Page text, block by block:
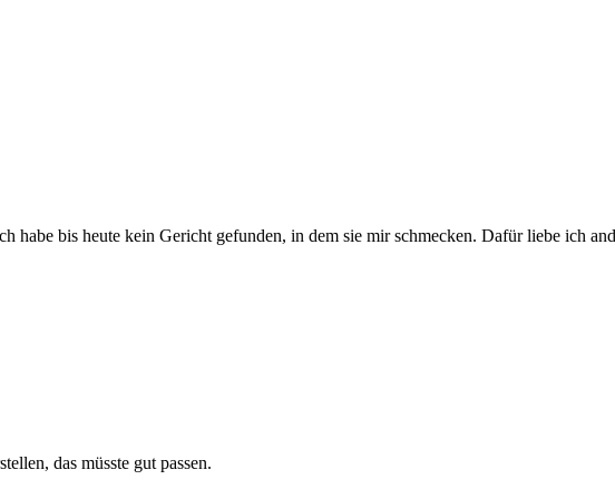
bis heute kein Gericht gefunden, in dem sie mir schmecken. Dafür liebe ich
das müsste gut passen.